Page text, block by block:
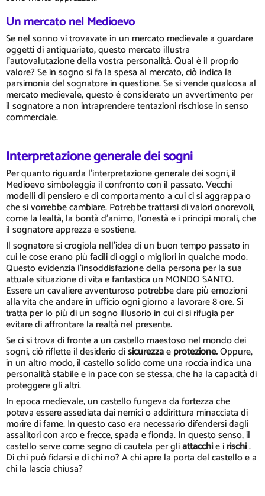
Un mercato nel Medioevo
Se nel sonno vi trovavate in un mercato medievale a guardare
oggetti di antiquariato, questo mercato illustra
l'autovalutazione della vostra personalità. Qual è il proprio
valore? Se in sogno si fa la spesa al mercato, ciò indica la
parsimonia del sognatore in questione. Se si vende qualcosa al
mercato medievale, questo è considerato un avvertimento per
il sognatore a non intraprendere tentazioni rischiose in senso
commerciale.
Interpretazione generale dei sogni
Per quanto riguarda l'interpretazione generale dei sogni, il
Medioevo simboleggia il confronto con il passato. Vecchi
modelli di pensiero e di comportamento a cui ci si aggrappa o
che si vorrebbe cambiare. Potrebbe trattarsi di valori onorevoli,
come la lealtà, la bontà d'animo, l'onestà e i principi morali, che
il sognatore apprezza e sostiene.
Il sognatore si crogiola nell'idea di un buon tempo passato in
cui le cose erano più facili di oggi o migliori in qualche modo.
Questo evidenzia l'insoddisfazione della persona per la sua
attuale situazione di vita e fantastica un MONDO SANTO.
Essere un cavaliere avventuroso potrebbe dare più emozioni
alla vita che andare in ufficio ogni giorno a lavorare 8 ore. Si
tratta per lo più di un sogno illusorio in cui ci si rifugia per
evitare di affrontare la realtà nel presente.
Se ci si trova di fronte a un castello maestoso nel mondo dei
sogni, ciò riflette il desiderio disicurezzaeprotezione.Oppure,
in un altro modo, il castello solido come una roccia indica una
personalità stabile e in pace con se stessa, che ha la capacità di
proteggere gli altri.
In epoca medievale, un castello fungeva da fortezza che
poteva essere assediata dai nemici o addirittura minacciata di
morire di fame. In questo caso era necessario difendersi dagli
assalitori con arco e frecce, spada e fionda. In questo senso, il
castello serve come segno di cautela per gliattacchie irischi.
Di chi può fidarsi e di chi no? A chi apre la porta del castello e a
chi la lascia chiusa?